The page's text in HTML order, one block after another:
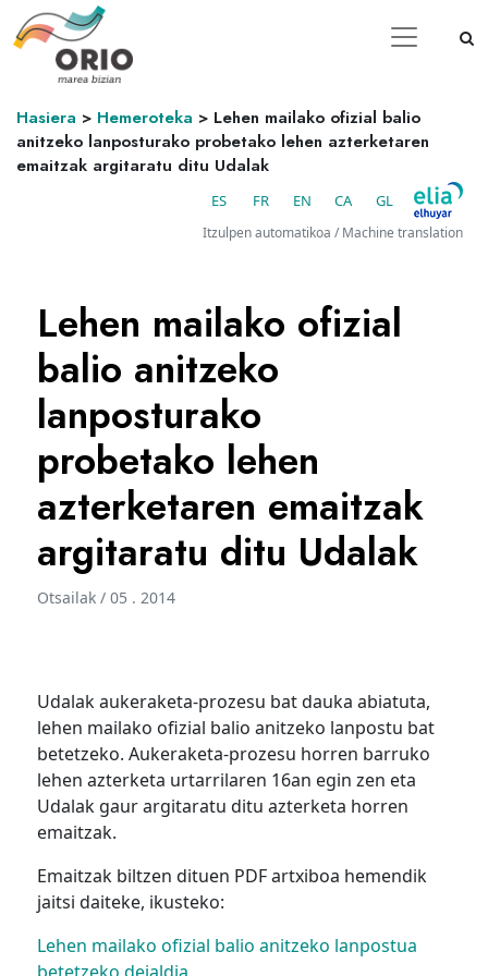
Hasiera > Hemeroteka > Lehen mailako ofizial balio
anitzeko lanposturako probetako lehen azterketaren
emaitzak argitaratu ditu Udalak
ES FR EN CA GL
Itzulpen automatikoa / Machine translation
Lehen mailako ofizial
balio anitzeko
lanposturako
probetako lehen
azterketaren emaitzak
argitaratu ditu Udalak
Otsailak / 05 . 2014
Udalak aukeraketa-prozesu bat dauka abiatuta,
lehen mailako ofizial balio anitzeko lanpostu bat
betetzeko. Aukeraketa-prozesu horren barruko
lehen azterketa urtarrilaren 16an egin zen eta
Udalak gaur argitaratu ditu azterketa horren
emaitzak.
Emaitzak biltzen dituen PDF artxiboa hemendik
jaitsi daiteke, ikusteko:
Lehen mailako ofizial balio anitzeko lanpostua